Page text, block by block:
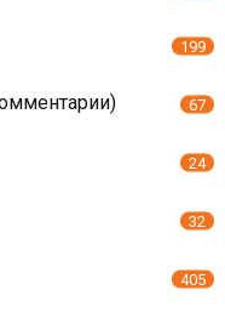
199
67
24
32
405